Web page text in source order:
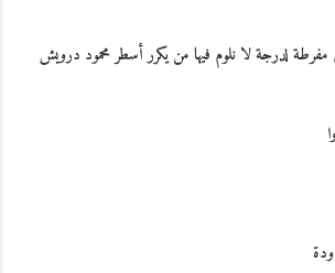
لدرجة لا نلوم فيها من يكرر أسطر محمود درويش